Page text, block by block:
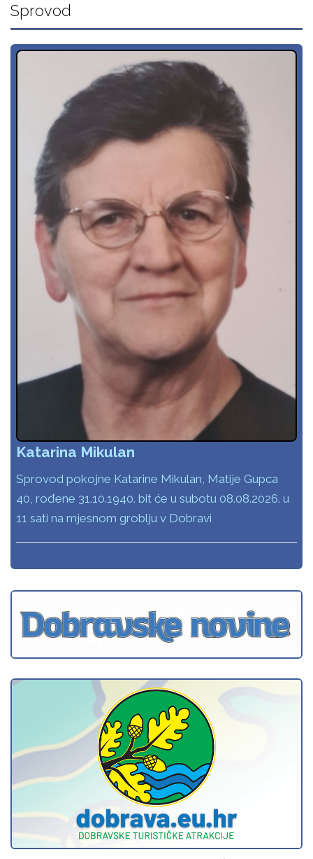
Sprovod
Katarina Mikulan
Sprovod pokojne Katarine Mikulan, Matije Gupca
40, rođene 31.10.1940. bit će u subotu 08.08.2026. u
11 sati na mjesnom groblju v Dobravi